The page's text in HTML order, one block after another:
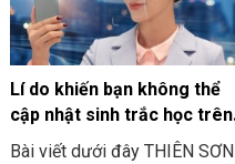
và không nên làm ngày Lễ Vu
Lan nhé.
Lí do khiến bạn không thể
cập nhật sinh trắc học trên
ứng dụng ngân hàng
Bài viết dưới đây THIÊN SƠN